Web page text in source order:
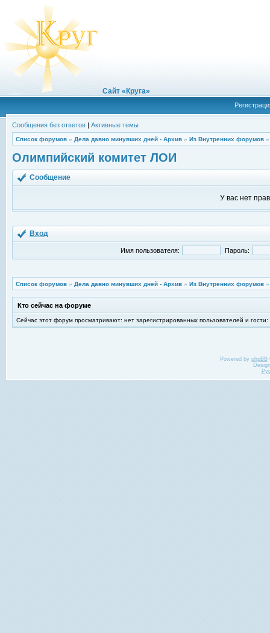
Сайт «Круга»
Сообщения без ответов | Активные темы
Список форумов » Дела давно минувших дней - Архив » Из Внутренних форумов
Олимпийский комитет ЛОИ
Сообщение
У вас нет
Вход
Имя пользователя: Пароль:
Список форумов » Дела давно минувших дней - Архив » Из Внутренних форумов
Кто сейчас на форуме
Сейчас этот форум просматривают: нет зарегистрированных пользователей и гости:
Powered by phpBB